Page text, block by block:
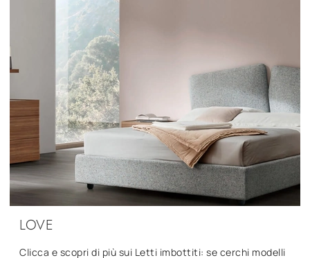
LOVE
Clicca e scopri di più sui Letti imbottiti: se cerchi modelli